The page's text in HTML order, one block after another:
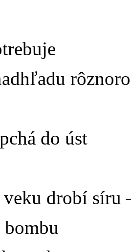
do úst
veku drobí síru